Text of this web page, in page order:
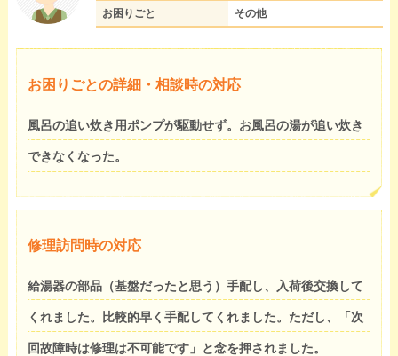
お困りごと その他
お困りごとの詳細・相談時の対応
風呂の追い炊き用ポンプが駆動せず。お風呂の湯が追い炊き
できなくなった。
修理訪問時の対応
給湯器の部品（基盤だったと思う）手配し、入荷後交換して
くれました。比較的早く手配してくれました。ただし、「次
回故障時は修理は不可能です」と念を押されました。